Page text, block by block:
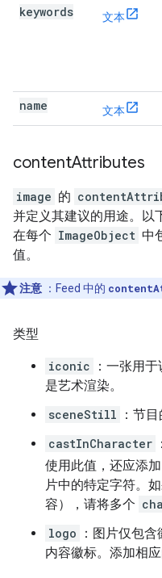
keywords 文本
name 文本
contentAttributes
image 的
并定义其建议的用途。以
在每个 ImageObject 中
值。
注意 ：Feed 中的
类型
iconic
：一张用
是艺术渲染。
sceneStill
：节
castInCharacter
使用此值，还应添加
片中的特定字符。
容），请将多个
logo
：图片仅包
内容徽标。添加相